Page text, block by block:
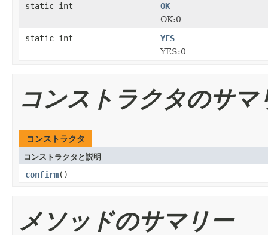
static int
OK
OK:0
static int
YES
YES:0
コンストラクタのサマ
コンストラクタ
コンストラクタと説明
confirm()
メソッドのサマリー